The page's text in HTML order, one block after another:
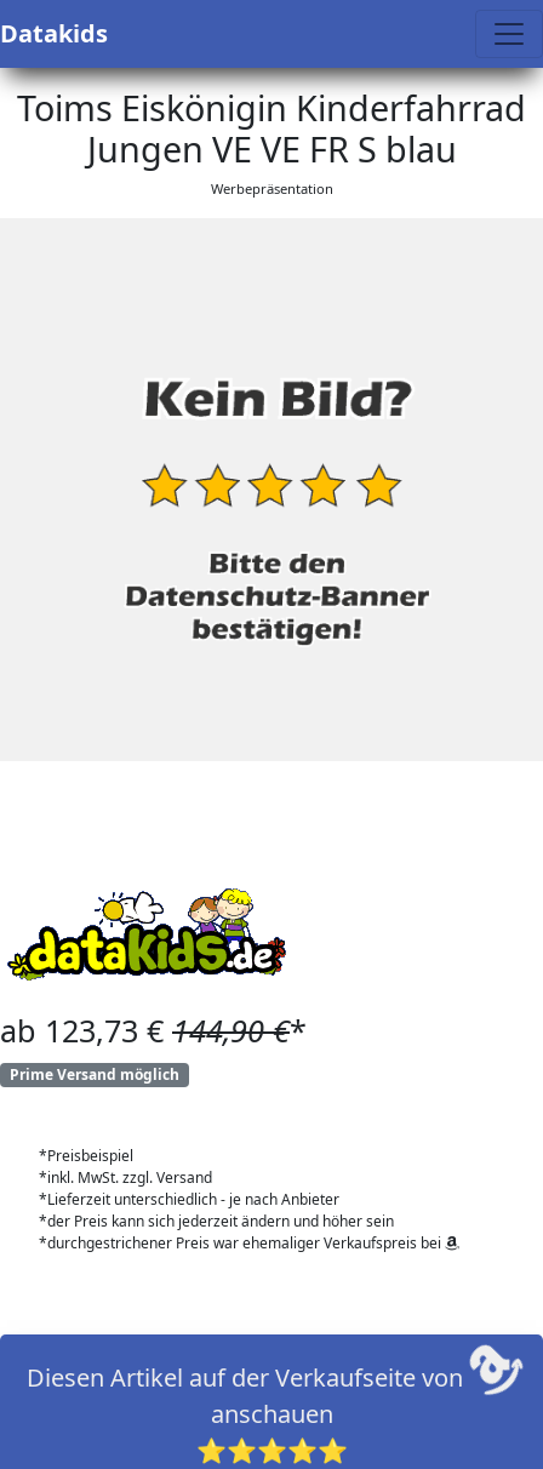
Datakids
Toims Eiskönigin Kinderfahrrad
Jungen VE VE FR S blau
Werbepräsentation
ab 123,73 € 144,90 €*
Prime Versand möglich
*Preisbeispiel
*inkl. MwSt. zzgl. Versand
*Lieferzeit unterschiedlich - je nach Anbieter
*der Preis kann sich jederzeit ändern und höher sein
*durchgestrichener Preis war ehemaliger Verkaufspreis bei
Diesen Artikel auf der Verkaufseite von
anschauen
⭐⭐⭐⭐⭐